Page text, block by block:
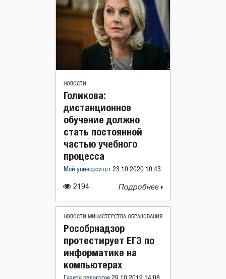
НОВОСТИ
2194
Голикова:
дистанционное
обучение должно
стать постоянной
частью учебного
процесса
Мой университет 23.10.2020 10:43
Подробнее
НОВОСТИ МИНИСТЕРСТВА ОБРАЗОВАНИЯ
Рособрнадзор
протестирует ЕГЭ по
информатике на
компьютерах